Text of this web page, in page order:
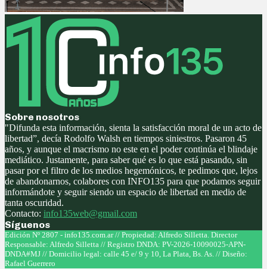
Sobre nosotros
"Difunda esta información, sienta la satisfacción moral de un acto de
libertad”, decía Rodolfo Walsh en tiempos siniestros. Pasaron 45
años, y aunque el macrismo no este en el poder continúa el blindaje
mediático. Justamente, para saber qué es lo que está pasando, sin
pasar por el filtro de los medios hegemónicos, te pedimos que, lejos
de abandonarnos, colabores con INFO135 para que podamos seguir
informándote y seguir siendo un espacio de libertad en medio de
tanta oscuridad.
Contacto: info135web@gmail.com
Síguenos
Facebook
Twitter
Instagram
Youtube
Edición Nº 2807 - info135.com.ar // Propiedad: Alfredo Silletta. Director
Responsable: Alfredo Silletta // Registro DNDA: PV-2026-10090025-APN-
DNDA#MJ // Domicilio legal: calle 45 e/ 9 y 10, La Plata, Bs. As. // Diseño:
Rafael Guerrero